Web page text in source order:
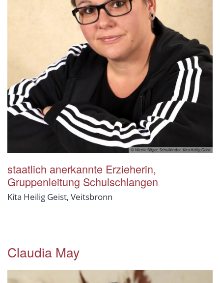
© Nicole Böger, Schulkinder, KIta Heilig Geist
staatlich anerkannte Erzieherin,
Gruppenleitung Schulschlangen
Kita Heilig Geist, Veitsbronn
Claudia May